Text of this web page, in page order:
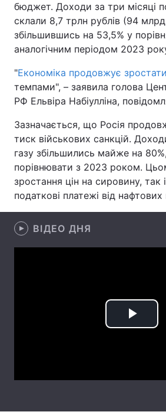
Економіка Світ
Спорт Наука
Зброя
Цікавинки
Екологія
Лонгріди
Відео з Youtube
бюджет. Доходи за три місяці
склали 8,7 трлн рублів (94
збільшившись на 53,5% у
аналогічним періодом 2023
"‎Економіка продовжує зростати
темпами"‎, – заявила голова
РФ Ельвіра Набіулліна,
Зазначається, що Росія
тиск військових санкцій.
газу збільшились майже на
порівнювати з 2023 роком.
зростання цін на сировину, так
податкові платежі від нафтових
ВІДЕО ДНЯ
Play